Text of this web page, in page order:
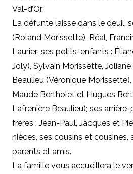
Val-d’Or.
La défunte laisse dans le deuil,
(Roland Morissette), Réal,
Laurier; ses petits-enfants :
Joly), Sylvain Morissette,
Beaulieu (Véronique
Maude Bertholet et Hugues
Lafrenière Beaulieu); ses
frères : Jean-Paul, Jacques et
nièces, ses cousins et cousines,
parents et amis.
La famille vous accueillera le